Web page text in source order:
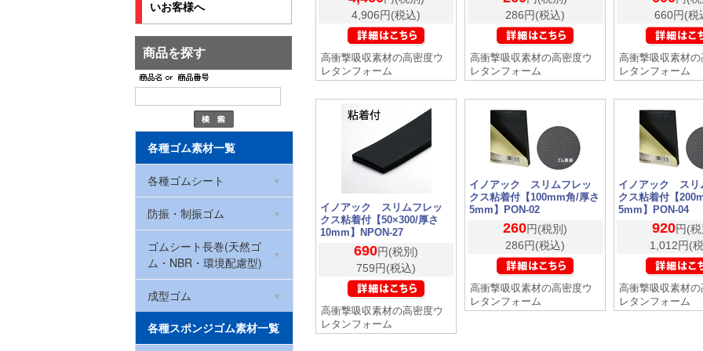
いお客様へ
商品を探す
各種ゴム素材一覧
各種ゴムシート
環境配慮型ゴムシート
(RoHS2対応)
NBRゴム(ニトリルゴム)
CRゴム(クロロプレン)
天然ゴム
防振・制振ゴム
ハイパー防振ゴムマット
防振ゴム
ハイパー防振ゴムマット
(洗濯機・冷蔵庫用)
ゴムシート長巻(天然ゴ
ム・NBR・環境配慮型)
厚さ0.5mm
厚さ1mm
成型ゴム
ゴムストッパー
各種スポンジゴム素材一覧
4,906円(税込)
高衝撃吸収素材の高密度ウ
レタンフォーム
286円(税込)
高衝撃吸収素材の高密度ウ
レタンフォーム
660円(税
高衝撃吸収素材
レタンフォーム
イノアック スリムフレッ
クス粘着付【50×300/厚さ
10mm】NPON-27
690円(税別)
759円(税込)
高衝撃吸収素材の高密度ウ
レタンフォーム
イノアック スリムフレッ
クス粘着付【100mm角/厚さ
5mm】PON-02
260円(税別)
286円(税込)
高衝撃吸収素材の高密度ウ
レタンフォーム
イノアック スリ
クス粘着付【
5mm】PON-04
920円(
1,012円(
高衝撃吸収素材
レタンフォーム